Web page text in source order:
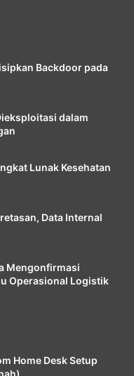
Backdoor pada
dalam
Lunak Kesehatan
Data Internal
Mengonfirmasi
Operasional Logistik
Home Desk Setup